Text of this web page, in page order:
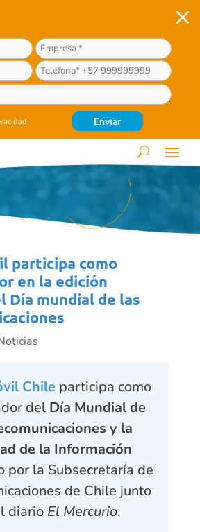
M
participa como
en la edición
Día mundial de las
Chile participa como
del Día Mundial de
y la
de la Información
por la Subsecretaría de
de Chile junto
diario El Mercurio.